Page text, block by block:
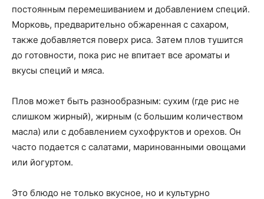
постоянным перемешиванием и добавлением специй.
Морковь, предварительно обжаренная с сахаром,
также добавляется поверх риса. Затем плов тушится
до готовности, пока рис не впитает все ароматы и
вкусы специй и мяса.
Плов может быть разнообразным: сухим (где рис не
слишком жирный), жирным (с большим количеством
масла) или с добавлением сухофруктов и орехов. Он
часто подается с салатами, маринованными овощами
или йогуртом.
Это блюдо не только вкусное, но и культурно